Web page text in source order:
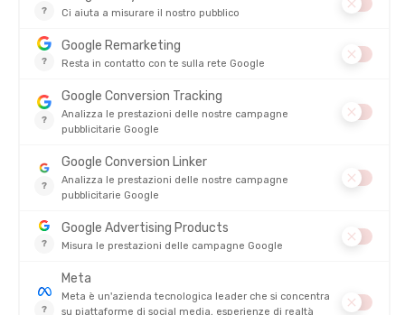
COMPEX
STIVALI COMPEX AYRE
649,99 €
PISTOLA PER MASSAGGI FIXX 2.0
449,99
RECENSIONI
Non ci sono ancora recensioni per questo prodotto